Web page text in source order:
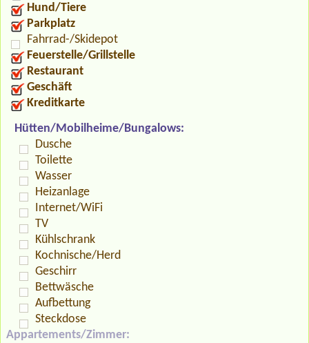
Hund/Tiere
Parkplatz
Fahrrad-/Skidepot
Feuerstelle/Grillstelle
Restaurant
Geschäft
Kreditkarte
Hütten/Mobilheime/Bungalows:
Dusche
Toilette
Wasser
Heizanlage
Internet/WiFi
TV
Kühlschrank
Kochnische/Herd
Geschirr
Bettwäsche
Aufbettung
Steckdose
Appartements/Zimmer: